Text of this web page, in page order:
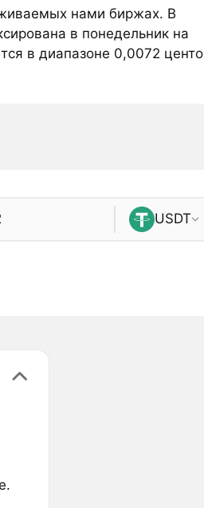
нами биржах. В
в понедельник на
в диапазоне 0,0072
USDT